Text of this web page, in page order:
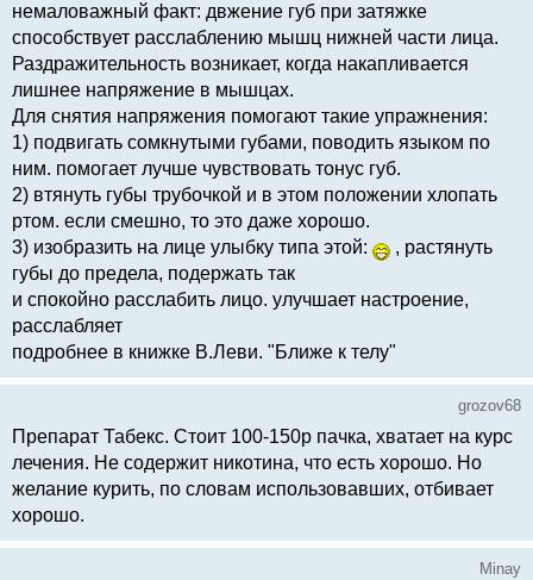
немаловажный факт: двжение губ при затяжке
способствует расслаблению мышц нижней части лица.
Раздражительность возникает, когда накапливается
лишнее напряжение в мышцах.
Для снятия напряжения помогают такие упражнения:
1) подвигать сомкнутыми губами, поводить языком по
ним. помогает лучше чувствовать тонус губ.
2) втянуть губы трубочкой и в этом положении хлопать
ртом. если смешно, то это даже хорошо.
3) изобразить на лице улыбку типа этой:
, растянуть
губы до предела, подержать так
и спокойно расслабить лицо. улучшает настроение,
расслабляет
подробнее в книжке В.Леви. "Ближе к телу"
grozov68
Препарат Табекс. Стоит 100-150р пачка, хватает на курс
лечения. Не содержит никотина, что есть хорошо. Но
желание курить, по словам использовавших, отбивает
хорошо.
Minay